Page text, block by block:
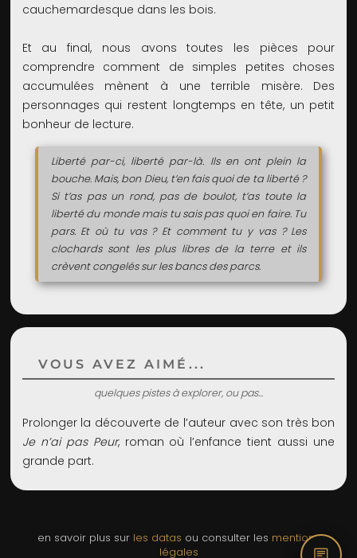
cauchemardesque dans les bois.
Et au final, nous avons toutes les pièces pour
comprendre comment de simples petites choses
accumulées mènent à une terrible misère. Des
personnages qui restent longtemps en tête, un petit
bonheur de lecture.
Liberté par-ci, liberté par-là. Ils en ont plein la
bouche. Mais, bon Dieu, t’en fais quoi de ta liberté ?
Si t’as pas un rond, pas de boulot, t’as toute la
liberté du monde mais tu sais pas quoi en faire. Tu
pars. Et où tu vas ? Et comment tu y vas ? Les
clochards sont les plus libres de la terre et ils
crèvent congelés sur les bancs des parcs.
VOUS AVEZ AIMÉ...
quelques pistes à explorer, ou pas...
Prolonger la découverte de l’auteur avec son très bon
Je n’ai pas Peur, roman où l’enfance tient aussi une
grande part.
en savoir plus sur les datas ou consulter les mentions
légales